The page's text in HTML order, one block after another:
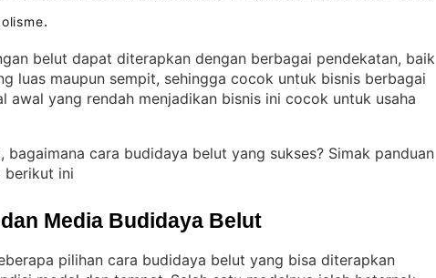
.
belut dapat diterapkan dengan berbagai pendekatan, baik
luas maupun sempit, sehingga cocok untuk bisnis berbagai
awal yang rendah menjadikan bisnis ini cocok untuk usaha
bagaimana cara budidaya belut yang sukses? Simak panduan
berikut ini
Media Budidaya Belut
pilihan cara budidaya belut yang bisa diterapkan